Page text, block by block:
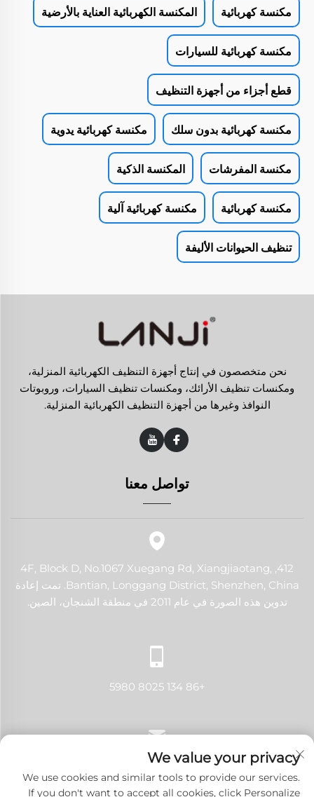
مكنسة كهربائية المكنسة الكهربائية العناية بالأرضية
مكنسة كهربائية للسيارات
قطع أجزاء من أجهزة التنظيف
مكنسة كهربائية بدون سلك مكنسة كهربائية يدوية
مكنسة المفرشات المكنسة الذكية
مكنسة كهربائية مكنسة كهربائية آلية
تنظيف الحيوانات الأليفة
نحن متخصصون في إنتاج أجهزة التنظيف الكهربائية المنزلية،
ومكنسات تنظيف الأرائك، ومكنسات تنظيف السيارات، وروبوتات
النوافذ وغيرها من أجهزة التنظيف الكهربائية المنزلية.
تواصل معنا
412, 4F, Block D, No.1067 Xuegang Rd, Xiangjiaotang,
Bantian, Longgang District, Shenzhen, China. تمت إعادة
تدوين هذه الصورة في عام 2011 في منطقة الشنجان، الصين.
+86 134 8025 5980
[email protected]
We value your privacy
We use cookies and similar tools to provide our services.
If you don't want to accept all cookies, click Personalize